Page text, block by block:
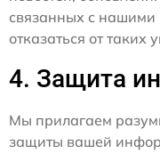
связанных с
отказаться от
4. Защита
Мы прилагаем
защиты вашей